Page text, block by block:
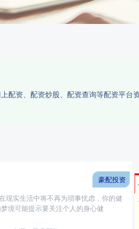
配资、配资炒股、配资查询等配资平台
现实生活中将不再为琐事忧虑，你的健
境可能提示要关注个人的身心健
豪配投资